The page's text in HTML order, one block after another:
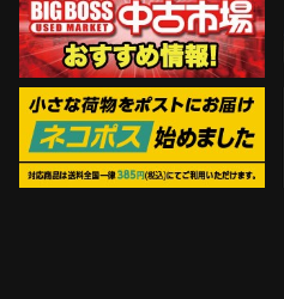
ネコポス対象商品はコチラ